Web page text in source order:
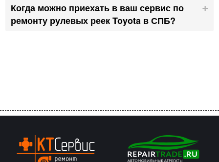
Когда можно приехать в ваш сервис по
ремонту рулевых реек Toyota в СПБ?